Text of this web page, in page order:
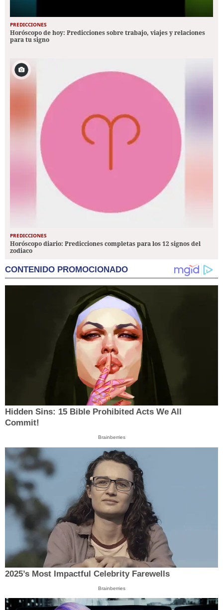
PREDICCIONES
Horóscopo de hoy: Predicciones sobre trabajo, viajes y relaciones
para tu signo
PREDICCIONES
Horóscopo diario: Predicciones completas para los 12 signos del
zodiaco
CONTENIDO PROMOCIONADO
Hidden Sins: 15 Bible Prohibited Acts We All
Commit!
Brainberries
2025’s Most Impactful Celebrity Farewells
Brainberries